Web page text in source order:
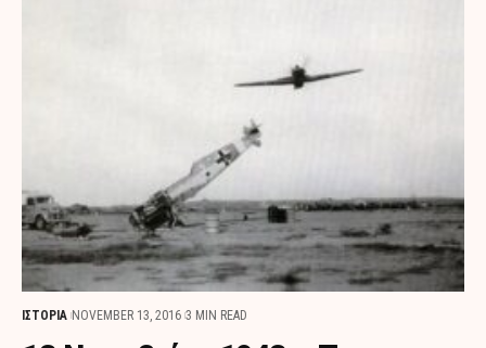
ΙΣΤΟΡΙΑ NOVEMBER 13, 2016 3 MIN READ